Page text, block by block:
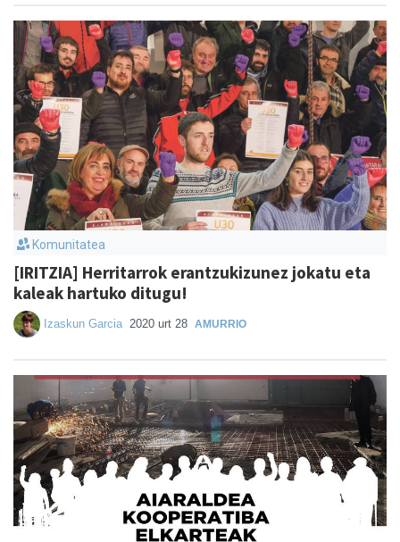
Komunitatea
[IRITZIA] Herritarrok erantzukizunez jokatu eta
kaleak hartuko ditugu!
Izaskun Garcia 2020 urt 28 AMURRIO